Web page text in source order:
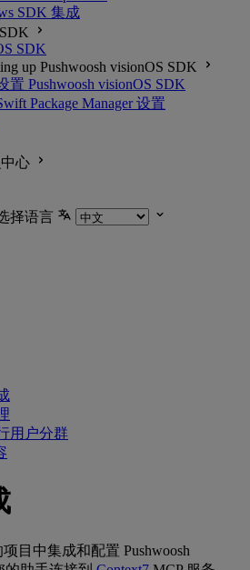
SDK 集成
SDK
up Pushwoosh visionOS SDK
置 Pushwoosh visionOS SDK
Package Manager 设置
心
择语言
用户分群
目中集成和配置 Pushwoosh